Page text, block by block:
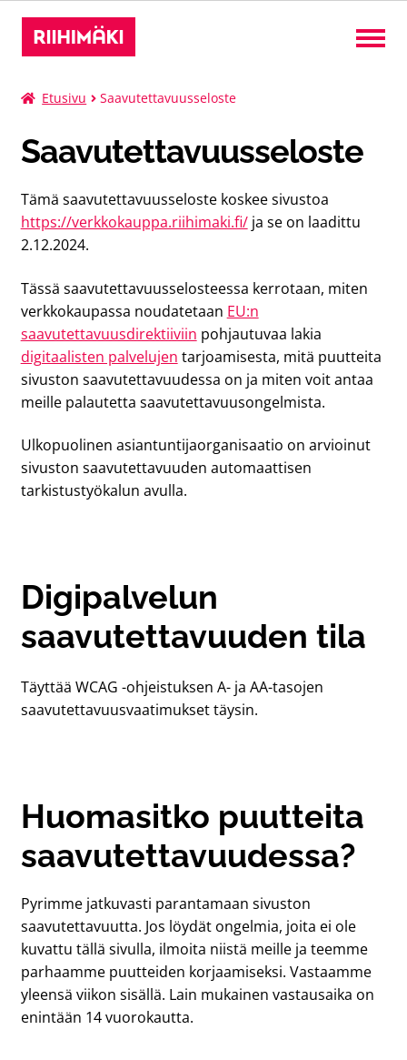
Liput
Kurssit
Leirit
Tilat
Suomi
tason
Etusivu Saavutettavuusseloste
Saavutettavuusseloste
Tämä saavutettavuusseloste koskee sivustoa
https://verkkokauppa.riihimaki.fi/ja se on laadittu
2.12.2024.
Tässä saavutettavuusselosteessa kerrotaan, miten
verkkokaupassa noudatetaan EU:n
saavutettavuusdirektiiviin pohjautuvaa lakia
digitaalisten palvelujen tarjoamisesta, mitä puutteita
sivuston saavutettavuudessa on ja miten voit antaa
meille palautetta saavutettavuusongelmista.
Ulkopuolinen asiantuntijaorganisaatio on arvioinut
sivuston saavutettavuuden automaattisen
tarkistustyökalun avulla.
Digipalvelun
saavutettavuuden tila
Täyttää WCAG -ohjeistuksen A- ja AA-tasojen
saavutettavuusvaatimukset täysin.
Huomasitko puutteita
saavutettavuudessa?
Pyrimme jatkuvasti parantamaan sivuston
saavutettavuutta. Jos löydät ongelmia, joita ei ole
kuvattu tällä sivulla, ilmoita niistä meille ja teemme
parhaamme puutteiden korjaamiseksi. Vastaamme
yleensä viikon sisällä. Lain mukainen vastausaika on
enintään 14 vuorokautta.